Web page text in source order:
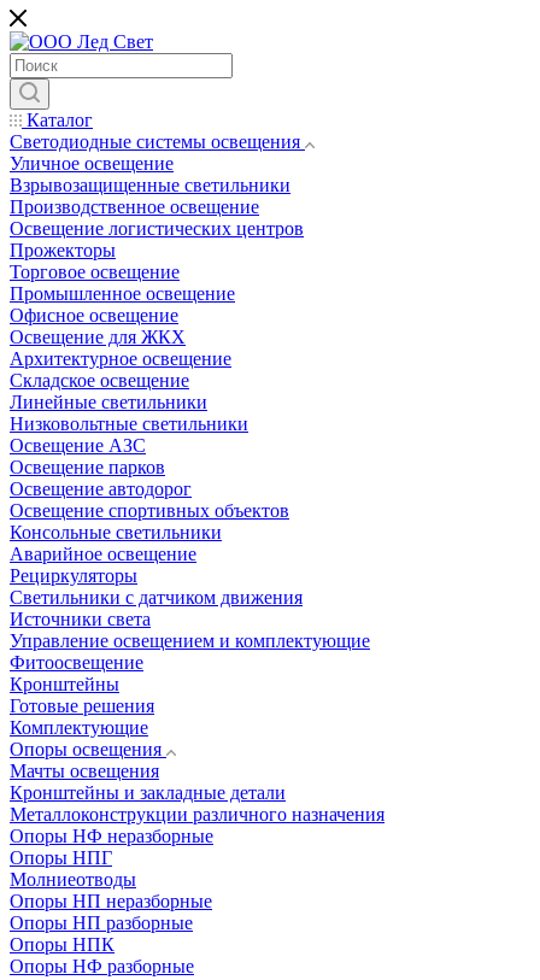
Каталог
Светодиодные системы освещения
Уличное освещение
Взрывозащищенные светильники
Производственное освещение
Освещение логистических центров
Прожекторы
Торговое освещение
Промышленное освещение
Офисное освещение
Освещение для ЖКХ
Архитектурное освещение
Складское освещение
Линейные светильники
Низковольтные светильники
Освещение АЗС
Освещение парков
Освещение автодорог
Освещение спортивных объектов
Консольные светильники
Аварийное освещение
Рециркуляторы
Светильники с датчиком движения
Источники света
Управление освещением и комплектующие
Фитоосвещение
Кронштейны
Готовые решения
Комплектующие
Опоры освещения
Мачты освещения
Кронштейны и закладные детали
Металлоконструкции различного назначения
Опоры НФ неразборные
Опоры НПГ
Молниеотводы
Опоры НП неразборные
Опоры НП разборные
Опоры НПК
Опоры НФ разборные